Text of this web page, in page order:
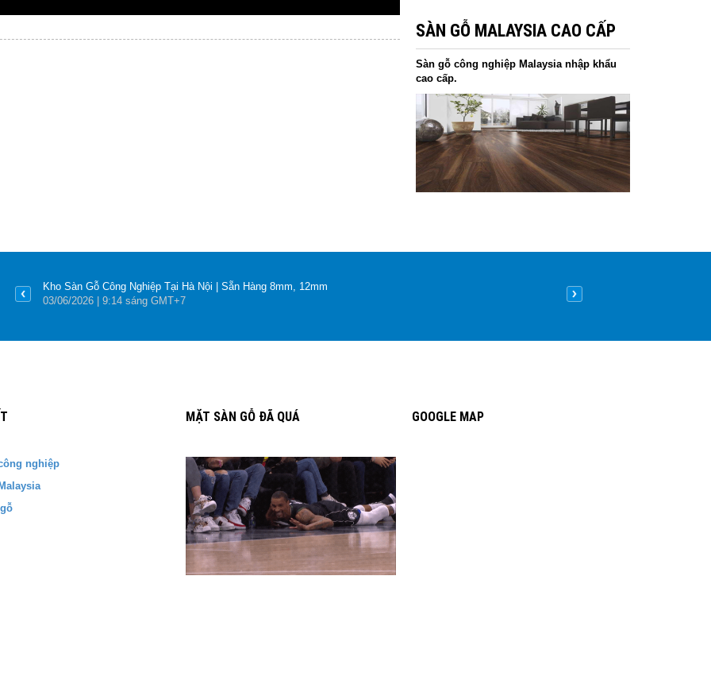
SÀN GỖ MALAYSIA CAO CẤP
Sàn gỗ công nghiệp Malaysia nhập khẩu
cao cấp.
Kho Sàn Gỗ Công Nghiệp Tại Hà Nội | Sẵn Hàng 8mm, 12mm
03/06/2026 | 9:14 sáng GMT+7
Nên lát sàn gỗ hay sàn nhựa
09/05
nghiệp
MẶT SÀN GỖ ĐÃ QUÁ GOOGLE MAP